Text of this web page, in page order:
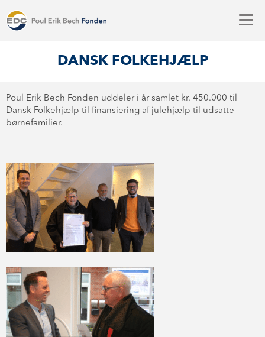
DANSK FOLKEHJÆLP
Poul Erik Bech Fonden uddeler i år samlet kr. 450.000 til
Dansk Folkehjælp til finansiering af julehjælp til udsatte
børnefamilier.